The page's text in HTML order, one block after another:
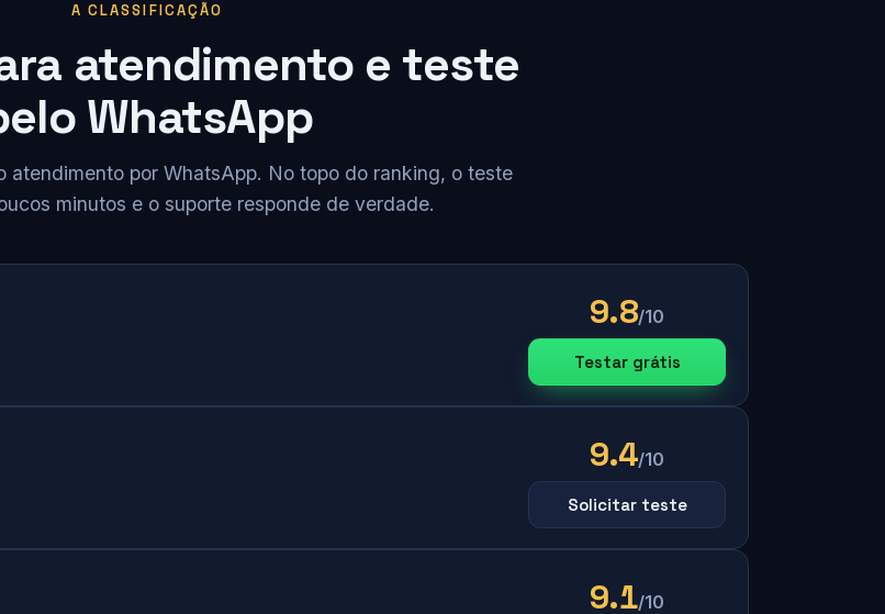
A CLASSIFICAÇÃO
atendimento e teste
WhatsApp
atendimento por WhatsApp. No topo do ranking, o teste
minutos e o suporte responde de verdade.
9.8/10
Testar grátis
9.4/10
Solicitar teste
9.1/10